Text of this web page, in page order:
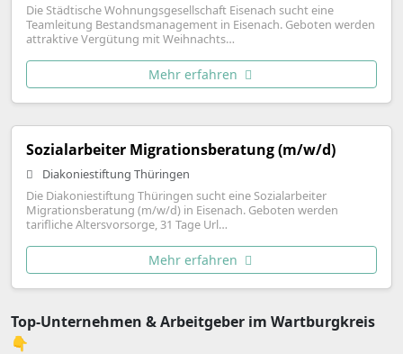
Die Städtische Wohnungsgesellschaft Eisenach sucht eine
Teamleitung Bestandsmanagement in Eisenach. Geboten werden
attraktive Vergütung mit Weihnachts…
Mehr erfahren
Sozialarbeiter Migrationsberatung (m/w/d)
Diakoniestiftung Thüringen
Die Diakoniestiftung Thüringen sucht eine Sozialarbeiter
Migrationsberatung (m/w/d) in Eisenach. Geboten werden
tarifliche Altersvorsorge, 31 Tage Url…
Mehr erfahren
Top-Unternehmen & Arbeitgeber im Wartburgkreis
👇